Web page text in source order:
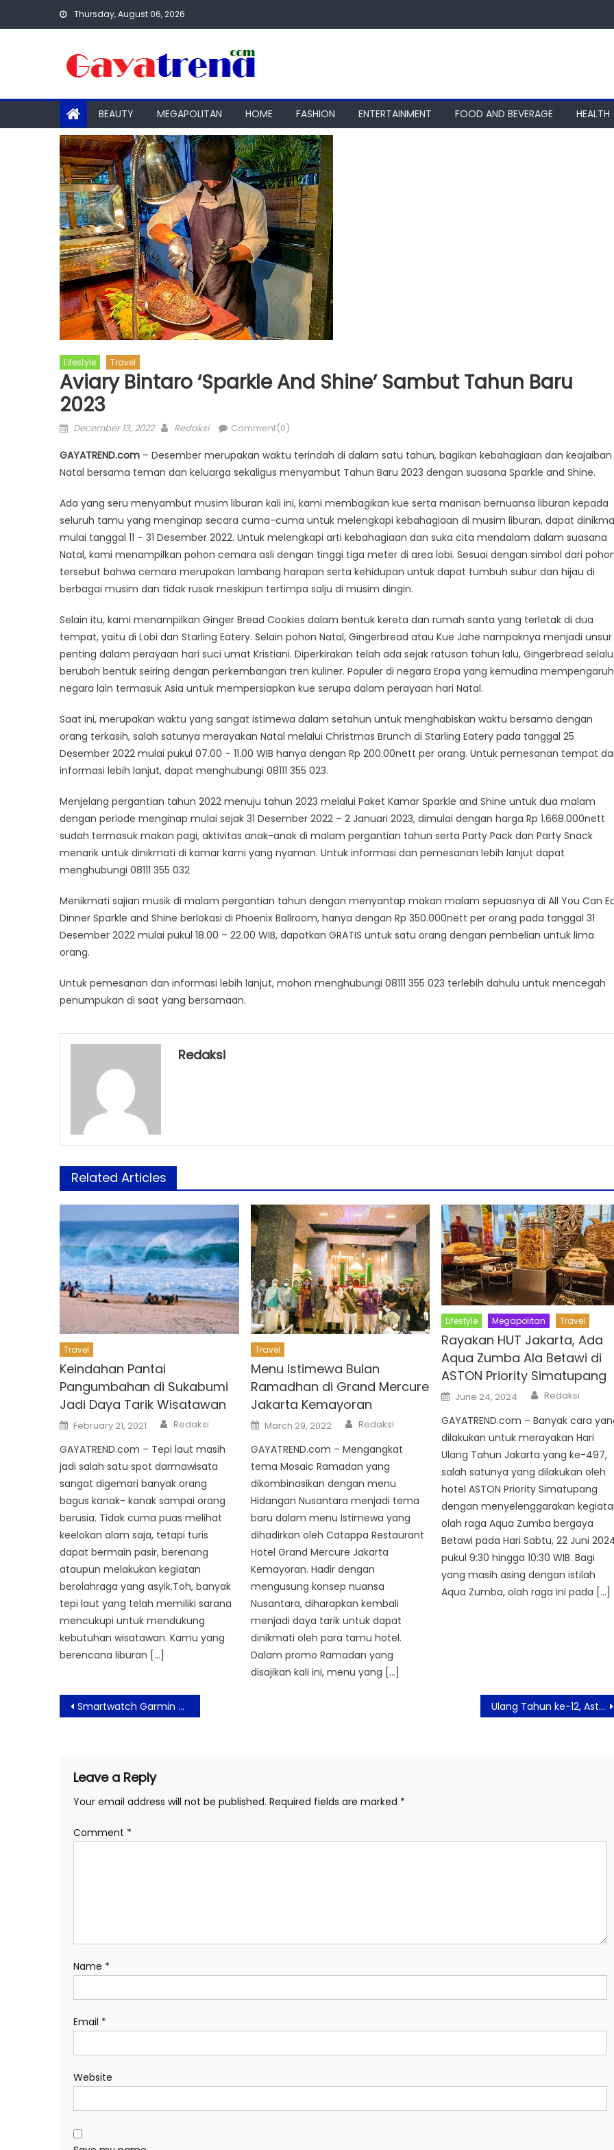
Thursday, August 06, 2026
BEAUTY MEGAPOLITAN HOME FASHION ENTERTAINMENT FOOD AND BEVERAGE HEALTH
Lifestyle Travel
Aviary Bintaro ‘Sparkle And Shine’ Sambut Tahun Baru
2023
Posted
December 13, 2022 Author
Redaksi Comment(0)
GAYATREND.com – Desember merupakan waktu terindah di dalam satu tahun, bagikan kebahagiaan dan keajaiban
Natal bersama teman dan keluarga sekaligus menyambut Tahun Baru 2023 dengan suasana Sparkle and Shine.
Ada yang seru menyambut musim liburan kali ini, kami membagikan kue serta manisan bernuansa liburan kepada
seluruh tamu yang menginap secara cuma-cuma untuk melengkapi kebahagiaan di musim liburan, dapat
mulai tanggal 11 – 31 Desember 2022. Untuk melengkapi arti kebahagiaan dan suka cita mendalam dalam suasana
Natal, kami menampilkan pohon cemara asli dengan tinggi tiga meter di area lobi. Sesuai dengan simbol dari
tersebut bahwa cemara merupakan lambang harapan serta kehidupan untuk dapat tumbuh subur dan hijau di
berbagai musim dan tidak rusak meskipun tertimpa salju di musim dingin.
Selain itu, kami menampilkan Ginger Bread Cookies dalam bentuk kereta dan rumah santa yang terletak di dua
tempat, yaitu di Lobi dan Starling Eatery. Selain pohon Natal, Gingerbread atau Kue Jahe nampaknya menjadi unsur
penting dalam perayaan hari suci umat Kristiani. Diperkirakan telah ada sejak ratusan tahun lalu, Gingerbread selalu
berubah bentuk seiring dengan perkembangan tren kuliner. Populer di negara Eropa yang kemudina
negara lain termasuk Asia untuk mempersiapkan kue serupa dalam perayaan hari Natal.
Saat ini, merupakan waktu yang sangat istimewa dalam setahun untuk menghabiskan waktu bersama dengan
orang terkasih, salah satunya merayakan Natal melalui Christmas Brunch di Starling Eatery pada tanggal 25
Desember 2022 mulai pukul 07.00 – 11.00 WIB hanya dengan Rp 200.00nett per orang. Untuk pemesanan tempat
informasi lebih lanjut, dapat menghubungi 08111 355 023.
Menjelang pergantian tahun 2022 menuju tahun 2023 melalui Paket Kamar Sparkle and Shine untuk dua malam
dengan periode menginap mulai sejak 31 Desember 2022 – 2 Januari 2023, dimulai dengan harga Rp 1.668.000nett
sudah termasuk makan pagi, aktivitas anak-anak di malam pergantian tahun serta Party Pack dan Party Snack
menarik untuk dinikmati di kamar kami yang nyaman. Untuk informasi dan pemesanan lebih lanjut dapat
menghubungi 08111 355 032
Menikmati sajian musik di malam pergantian tahun dengan menyantap makan malam sepuasnya di All You Can
Dinner Sparkle and Shine berlokasi di Phoenix Ballroom, hanya dengan Rp 350.000nett per orang pada tanggal 31
Desember 2022 mulai pukul 18.00 – 22.00 WIB, dapatkan GRATIS untuk satu orang dengan pembelian untuk lima
orang.
Untuk pemesanan dan informasi lebih lanjut, mohon menghubungi 08111 355 023 terlebih dahulu untuk mencegah
penumpukan di saat yang bersamaan.
Redaksi
Related Articles
Travel
Keindahan Pantai
Pangumbahan di Sukabumi
Jadi Daya Tarik Wisatawan
Posted
on
February 21, 2021 Author
Redaksi
GAYATREND.com – Tepi laut masih
jadi salah satu spot darmawisata
sangat digemari banyak orang
bagus kanak- kanak sampai orang
berusia. Tidak cuma puas melihat
keelokan alam saja, tetapi turis
dapat bermain pasir, berenang
ataupun melakukan kegiatan
berolahraga yang asyik.Toh, banyak
tepi laut yang telah memiliki sarana
mencukupi untuk mendukung
kebutuhan wisatawan. Kamu yang
berencana liburan […]
Travel
Menu Istimewa Bulan
Ramadhan di Grand Mercure
Jakarta Kemayoran
Posted
on
March 29, 2022 Author
Redaksi
GAYATREND.com – Mengangkat
tema Mosaic Ramadan yang
dikombinasikan dengan menu
Hidangan Nusantara menjadi tema
baru dalam menu Istimewa yang
dihadirkan oleh Catappa Restaurant
Hotel Grand Mercure Jakarta
Kemayoran. Hadir dengan
mengusung konsep nuansa
Nusantara, diharapkan kembali
menjadi daya tarik untuk dapat
dinikmati oleh para tamu hotel.
Dalam promo Ramadan yang
disajikan kali ini, menu yang […]
Lifestyle Megapolitan Travel
Rayakan HUT Jakarta, Ada
Aqua Zumba Ala Betawi di
ASTON Priority Simatupang
Posted
on
June 24, 2024 Author
Redaksi
GAYATREND.com – Banyak cara
dilakukan untuk merayakan Hari
Ulang Tahun Jakarta yang ke-497,
salah satunya yang dilakukan oleh
hotel ASTON Priority Simatupang
dengan menyelenggarakan
olah raga Aqua Zumba bergaya
Betawi pada Hari Sabtu, 22 Juni
pukul 9:30 hingga 10:30 WIB. Bagi
yang masih asing dengan istilah
Aqua Zumba, olah raga ini pada […]
Post
navigation
Smartwatch Garmin Siap Menemani Gaya Hidup Aktif Setiap Hari Ulang Tahun ke-12, Aston Bogor Gelar Serangkaian Kegiatan CSR
Leave a Reply
Your email address will not be published. Required fields are marked *
Comment *
Name *
Email *
Website